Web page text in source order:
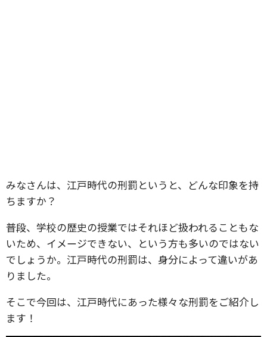
みなさんは、江戸時代の刑罰というと、どんな印象を持
ちますか？
普段、学校の歴史の授業ではそれほど扱われることもな
いため、イメージできない、という方も多いのではない
でしょうか。江戸時代の刑罰は、身分によって違いがあ
りました。
そこで今回は、江戸時代にあった様々な刑罰をご紹介し
ます！